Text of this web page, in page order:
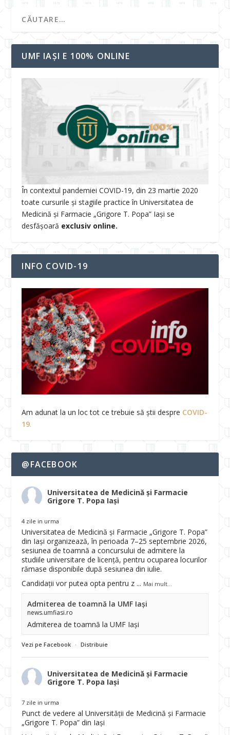
UMF IAȘI E 100% ONLINE
În contextul pandemiei COVID-19, din 23 martie 2020
toate cursurile și stagiile practice în Universitatea de
Medicină și Farmacie „Grigore T. Popa” Iași se
desfășoară exclusiv online.
INFO COVID-19
Am adunat la un loc tot ce trebuie să știi despre COVID-
19.
@FACEBOOK
Universitatea de Medicină și Farmacie
Grigore T. Popa Iași
4 zile in urma
Universitatea de Medicină și Farmacie „Grigore T. Popa”
din Iași organizează, în perioada 7–25 septembrie 2026,
sesiunea de toamnă a concursului de admitere la
studiile universitare de licență, pentru ocuparea locurilor
rămase disponibile după sesiunea din iulie.
Candidații vor putea opta pentru z ... Mai mult...
Admiterea de toamnă la UMF Iași
news.umfiasi.ro
Admiterea de toamnă la UMF Iași
Vezi pe Facebook · Distribuie
Universitatea de Medicină și Farmacie
Grigore T. Popa Iași
7 zile in urma
Punct de vedere al Universității de Medicină și Farmacie
„Grigore T. Popa” din Iași